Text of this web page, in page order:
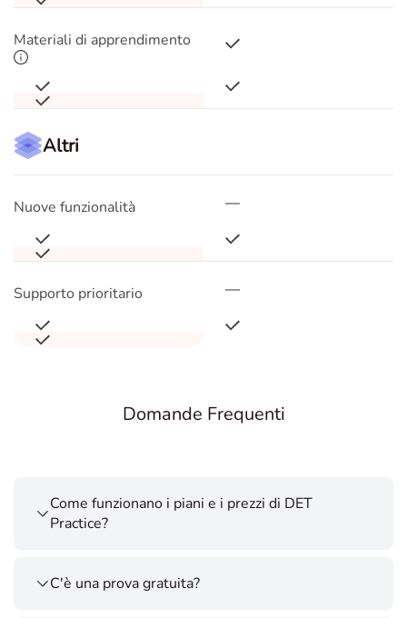
Materiali di apprendimento
Altri
Nuove funzionalità
Supporto prioritario
Domande Frequenti
Come funzionano i piani e i prezzi di DET
Practice?
C'è una prova gratuita?